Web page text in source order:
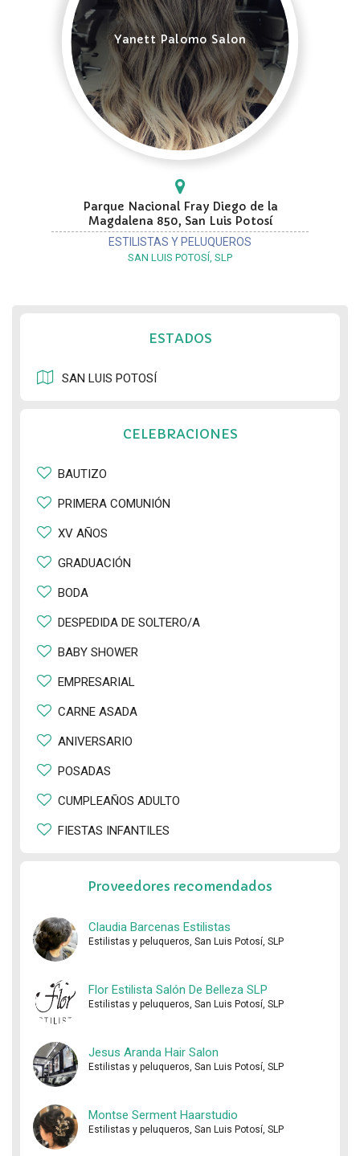
Yanett Palomo Salon
Parque Nacional Fray Diego de la
Magdalena 850, San Luis Potosí
ESTILISTAS Y PELUQUEROS
SAN LUIS POTOSÍ, SLP
ESTADOS
SAN LUIS POTOSÍ
CELEBRACIONES
BAUTIZO
PRIMERA COMUNIÓN
XV AÑOS
GRADUACIÓN
BODA
DESPEDIDA DE SOLTERO/A
BABY SHOWER
EMPRESARIAL
CARNE ASADA
ANIVERSARIO
POSADAS
CUMPLEAÑOS ADULTO
FIESTAS INFANTILES
Proveedores recomendados
Claudia Barcenas Estilistas
Estilistas y peluqueros, San Luis Potosí, SLP
Flor Estilista Salón De Belleza SLP
Estilistas y peluqueros, San Luis Potosí, SLP
Jesus Aranda Hair Salon
Estilistas y peluqueros, San Luis Potosí, SLP
Montse Serment Haarstudio
Estilistas y peluqueros, San Luis Potosí, SLP